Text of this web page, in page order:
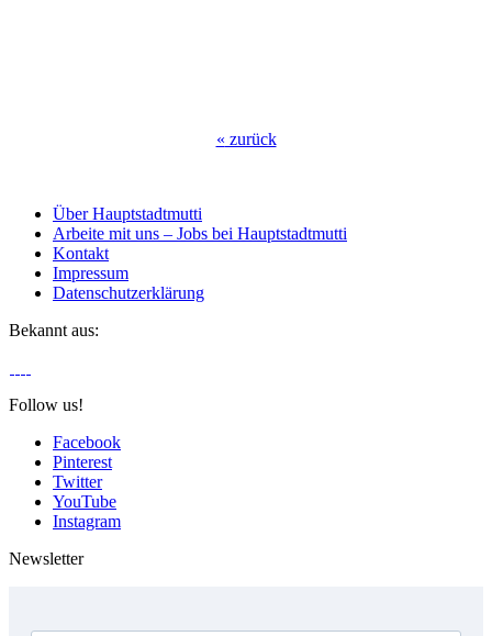
« zurück
Über Hauptstadtmutti
Arbeite mit uns – Jobs bei Hauptstadtmutti
Kontakt
Impressum
Datenschutzerklärung
Bekannt aus:
Follow us!
Facebook
Pinterest
Twitter
YouTube
Instagram
Newsletter